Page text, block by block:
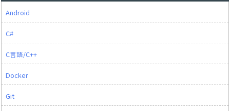
Android
C#
C言語/C++
Docker
Git